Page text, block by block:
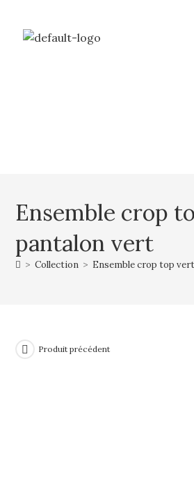
Ensemble crop
pantalon vert
> Collection > Ensemble crop top
Produit précédent